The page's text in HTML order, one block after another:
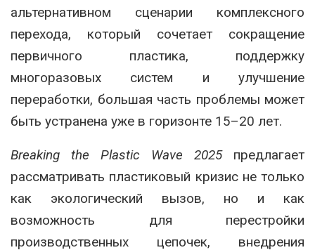
альтернативном сценарии комплексного
перехода, который сочетает сокращение
первичного пластика, поддержку
многоразовых систем и улучшение
переработки, большая часть проблемы может
быть устранена уже в горизонте 15–20 лет.
Breaking the Plastic Wave 2025предлагает
рассматривать пластиковый кризис не только
как экологический вызов, но и как
возможность для перестройки
производственных цепочек, внедрения